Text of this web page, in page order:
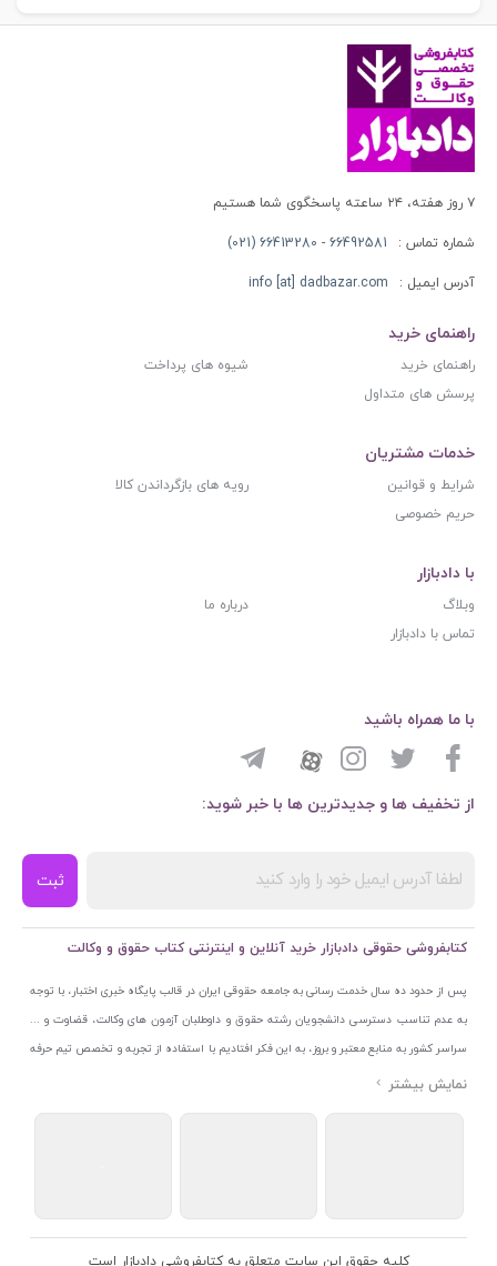
۷ روز هفته، ۲۴ ساعته پاسخگوی شما هستیم
شماره تماس : 66492581 - 66413280 (021)
آدرس ایمیل : info [at] dadbazar.com
راهنمای خرید
راهنمای خرید
شیوه های پرداخت
پرسش های متداول
خدمات مشتریان
شرایط و قوانین
رویه های بازگرداندن کالا
حریم خصوصی
با دادبازار
وبلاگ
درباره ما
تماس با دادبازار
از تخفیف ها و جدیدترین ها با خبر شوید:
ثبت
با ما همراه باشید
کتابفروشی حقوقی دادبازار خرید آنلاین و اینترنتی کتاب حقوق و وکالت
پس از حدود ده سال خدمت رسانی به جامعه حقوقی ایران در قالب پایگاه خبری اختبار، با توجه
به عدم تناسب دسترسی دانشجویان رشته حقوق و داوطلبان آزمون های وکالت، قضاوت و ...
سراسر کشور به منابع معتبر و بروز، به این فکر افتادیم با استفاده از تجربه و تخصص تیم حرفه
ای اختبار خدمتی جدید به جامعه حقوقی ایران ارائه کنیم. به این منظور با راه اندازی و تجهیز
اتحادیه ناشران و کتابفروشان تهران به منظور ارائه مطمئن ترین خدمات مجموعه بسیار کامل و
معتبری از کتاب های حقوقی را به علاقمندان عرضه کرده ایم. علاوه بر این با بهره گیری از فناوری
کلیه حقوق این سایت متعلق به کتابفروشی دادبازار است